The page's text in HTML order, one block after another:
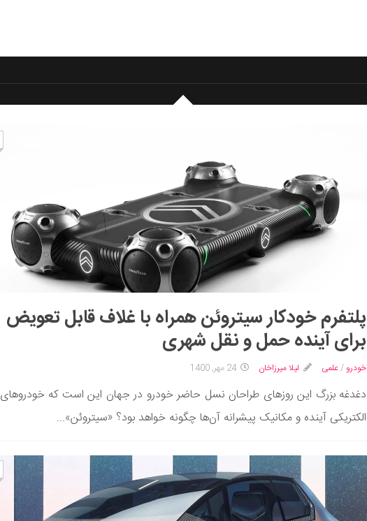
پلتفرم خودکار سیتروئن همراه با غلاف قابل تعویض
برای آینده حمل و نقل شهری
خودرو /علمی لیلا میرزاخان 24 مهر, 1400
دغدغه بزرگ این روزهای طراحان نسل حاضر خودرو در جهان این است که خودروهای
الکتریکی آینده و مکانیک پیشرانه آن‌ها چگونه خواهد بود؟ «سیتروئن»...